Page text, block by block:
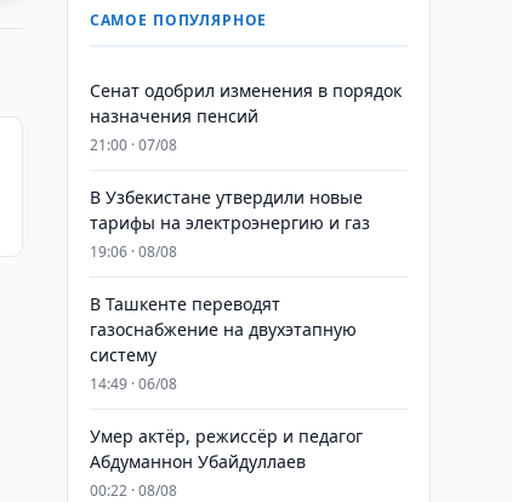
САМОЕ ПОПУЛЯРНОЕ
Сенат одобрил изменения в порядок
назначения пенсий
21:00 · 07/08
В Узбекистане утвердили новые
тарифы на электроэнергию и газ
19:06 · 08/08
В Ташкенте переводят
газоснабжение на двухэтапную
систему
14:49 · 06/08
Умер актёр, режиссёр и педагог
Абдуманнон Убайдуллаев
00:22 · 08/08